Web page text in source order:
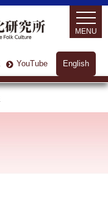
English
YouTube
MENU